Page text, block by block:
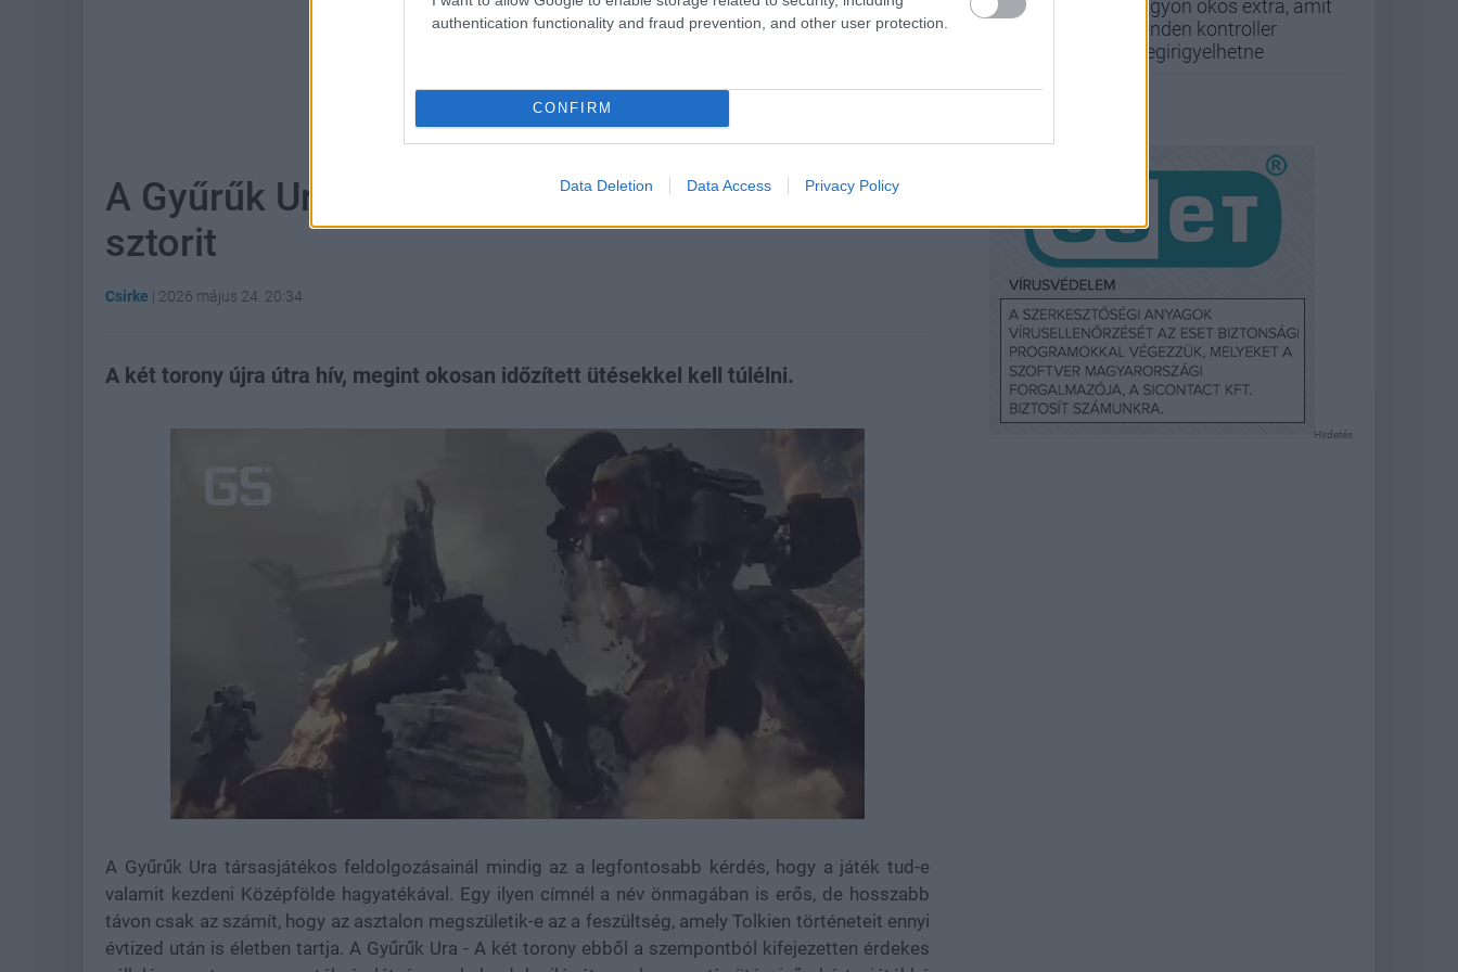
authentication functionality and fraud prevention, and other user protection.
CONFIRM
Data Deletion Data Access Privacy Policy
Hozzászólások
A Gyűrűk Ura most kártyákban meséli tovább a
sztorit
Csirke | 2026 május 24. 20:34
A két torony újra útra hív, megint okosan időzített ütésekkel kell túlélni.
21.65%
A Gyűrűk Ura társasjátékos feldolgozásainál mindig az a legfontosabb kérdés, hogy a játék tud-e
valamit kezdeni Középfölde hagyatékával. Egy ilyen címnél a név önmagában is erős, de hosszabb
távon csak az számít, hogy az asztalon megszületik-e az a feszültség, amely Tolkien történeteit ennyi
évtized után is életben tartja. A Gyűrűk Ura - A két torony ebből a szempontból kifejezetten érdekes
nagyon okos extra, amit
minden kontroller
megirigyelhetne
Hirdetés